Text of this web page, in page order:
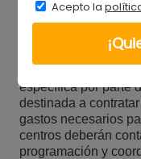
¿Dónde se
formativas?
específica por parte
destinada a
gastos necesarios
centros deberán
programación y